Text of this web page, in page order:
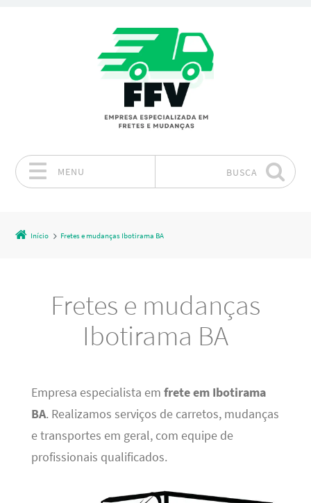
MENU BUSCA
Início Fretes e mudanças Ibotirama BA
Fretes e mudanças
Ibotirama BA
Empresa especialista em frete em Ibotirama
BA. Realizamos serviços de carretos, mudanças
e transportes em geral, com equipe de
profissionais qualificados.